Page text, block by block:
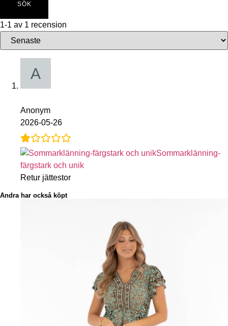
SÖK
1-1 av 1 recension
Anonym
2026-05-26
Sommarklänning-
färgstark och unik
Retur jättestor
Andra har också köpt